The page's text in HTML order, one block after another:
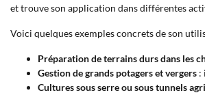
et trouve son application dans différentes
Voici quelques exemples concrets de son
Préparation de terrains durs dans les
Gestion de grands potagers et vergers :
Cultures sous serre ou sous tunnels